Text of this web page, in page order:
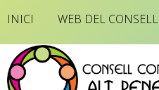
INICI WEB DEL CONSELL